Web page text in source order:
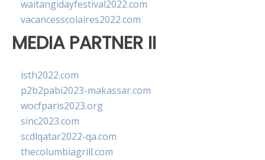
waitangidayfestival2022.com
vacancesscolaires2022.com
MEDIA PARTNER II
isth2022.com
p2b2pabi2023-makassar.com
wocfparis2023.org
sinc2023.com
scdlqatar2022-qa.com
thecolumbiagrill.com